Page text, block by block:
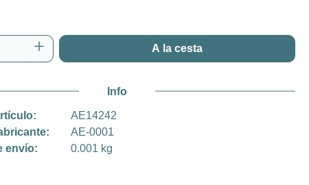
del producto: introduce la cantidad
A la cesta
Info
AE14242
AE-0001
envío:
0.001 kg